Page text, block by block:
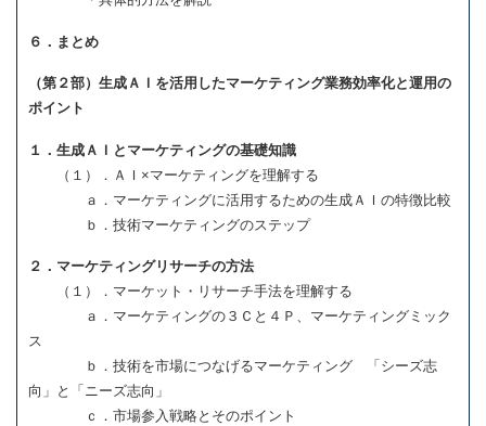
６．まとめ
（第２部）生成ＡＩを活用したマーケティング業務効率化と運用の
ポイント
１．生成ＡＩとマーケティングの基礎知識
（１）．ＡＩ×マーケティングを理解する
ａ．マーケティングに活用するための生成ＡＩの特徴比較
ｂ．技術マーケティングのステップ
２．マーケティングリサーチの方法
（１）．マーケット・リサーチ手法を理解する
ａ．マーケティングの３Ｃと４Ｐ、マーケティングミック
ス
ｂ．技術を市場につなげるマーケティング 「シーズ志
向」と「ニーズ志向」
ｃ．市場参入戦略とそのポイント